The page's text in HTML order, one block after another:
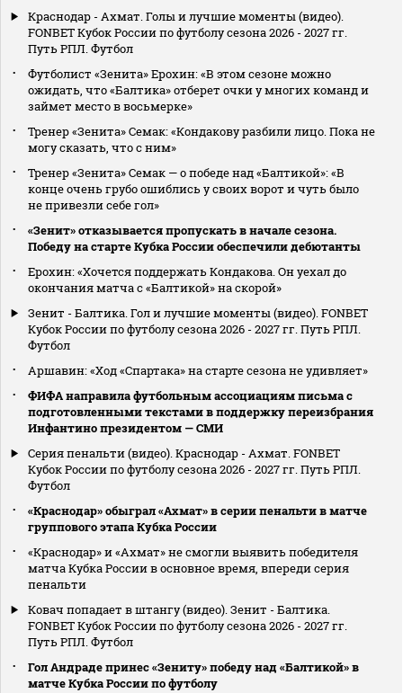
Краснодар - Ахмат. Голы и лучшие моменты (видео).
FONBET Кубок России по футболу сезона 2026 - 2027 гг.
Путь РПЛ. Футбол
Футболист «Зенита» Ерохин: «В этом сезоне можно
ожидать, что «Балтика» отберет очки у многих команд и
займет место в восьмерке»
Тренер «Зенита» Семак: «Кондакову разбили лицо. Пока не
могу сказать, что с ним»
Тренер «Зенита» Семак — о победе над «Балтикой»: «В
конце очень грубо ошиблись у своих ворот и чуть было
не привезли себе гол»
«Зенит» отказывается пропускать в начале сезона.
Победу на старте Кубка России обеспечили дебютанты
Ерохин: «Хочется поддержать Кондакова. Он уехал до
окончания матча с «Балтикой» на скорой»
Зенит - Балтика. Гол и лучшие моменты (видео). FONBET
Кубок России по футболу сезона 2026 - 2027 гг. Путь РПЛ.
Футбол
Аршавин: «Ход «Спартака» на старте сезона не удивляет»
ФИФА направила футбольным ассоциациям письма с
подготовленными текстами в поддержку переизбрания
Инфантино президентом — СМИ
Серия пенальти (видео). Краснодар - Ахмат. FONBET
Кубок России по футболу сезона 2026 - 2027 гг. Путь РПЛ.
Футбол
«Краснодар» обыграл «Ахмат» в серии пенальти в матче
группового этапа Кубка России
«Краснодар» и «Ахмат» не смогли выявить победителя
матча Кубка России в основное время, впереди серия
пенальти
Ковач попадает в штангу (видео). Зенит - Балтика.
FONBET Кубок России по футболу сезона 2026 - 2027 гг.
Путь РПЛ. Футбол
Гол Андраде принес «Зениту» победу над «Балтикой» в
матче Кубка России по футболу